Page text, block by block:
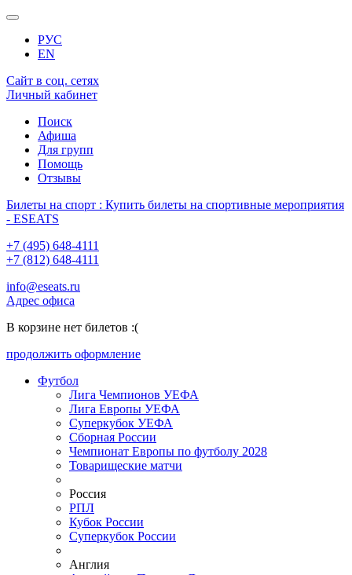
РУС
EN
Сайт в соц. сетях
Личный кабинет
Поиск
Афиша
Для групп
Помощь
Отзывы
Билеты на спорт : Купить билеты на спортивные мероприятия
- ESEATS
+7 (495) 648-4111
+7 (812) 648-4111
info@eseats.ru
Адрес офиса
В корзине нет билетов :(
продолжить оформление
Футбол
Лига Чемпионов УЕФА
Лига Европы УЕФА
Суперкубок УЕФА
Сборная России
Чемпионат Европы по футболу 2028
Товарищеские матчи
Россия
РПЛ
Кубок России
Суперкубок России
Англия